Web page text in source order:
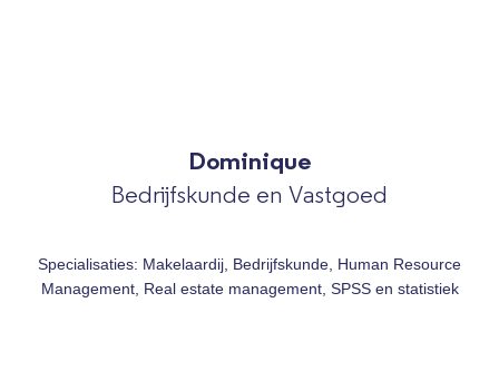
Dominique
Bedrijfskunde en Vastgoed
Specialisaties: Makelaardij, Bedrijfskunde, Human Resource
Management, Real estate management, SPSS en statistiek